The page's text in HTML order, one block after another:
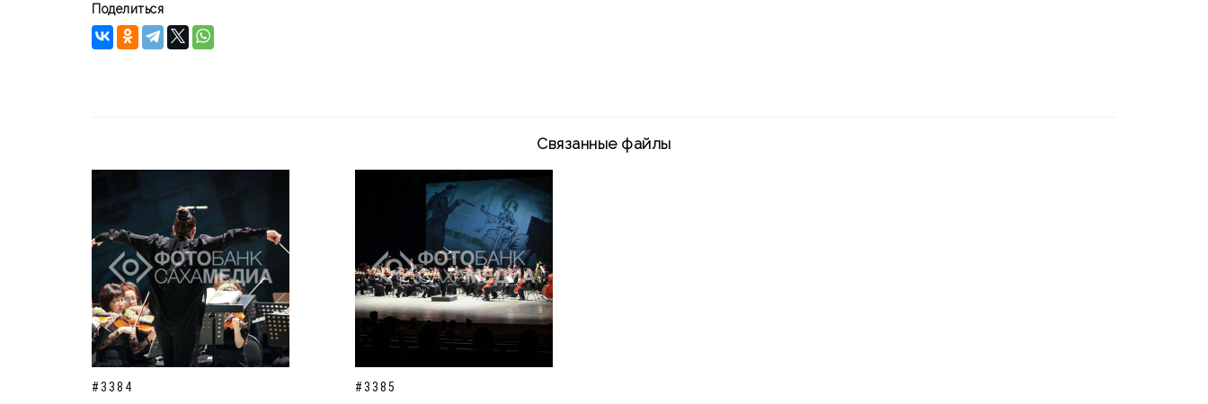
Поделиться
Связанные файлы
#3384 #3385